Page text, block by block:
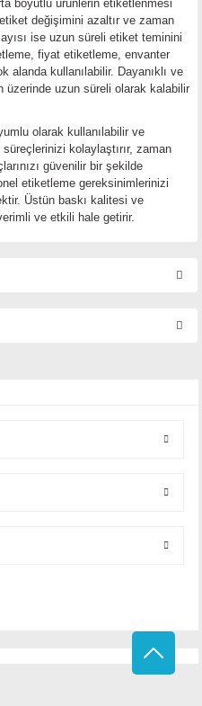
boyutlu ürünlerin etiketlenmesi
değişimini azaltır ve zaman
ise uzun süreli etiket teminini
fiyat etiketleme, envanter
kullanılabilir. Dayanıklı ve
üzerinde uzun süreli olarak kalabilir
olarak kullanılabilir ve
kolaylaştırır, zaman
güvenilir bir şekilde
etiketleme gereksinimlerinizi
Üstün baskı kalitesi ve
ve etkili hale getirir.